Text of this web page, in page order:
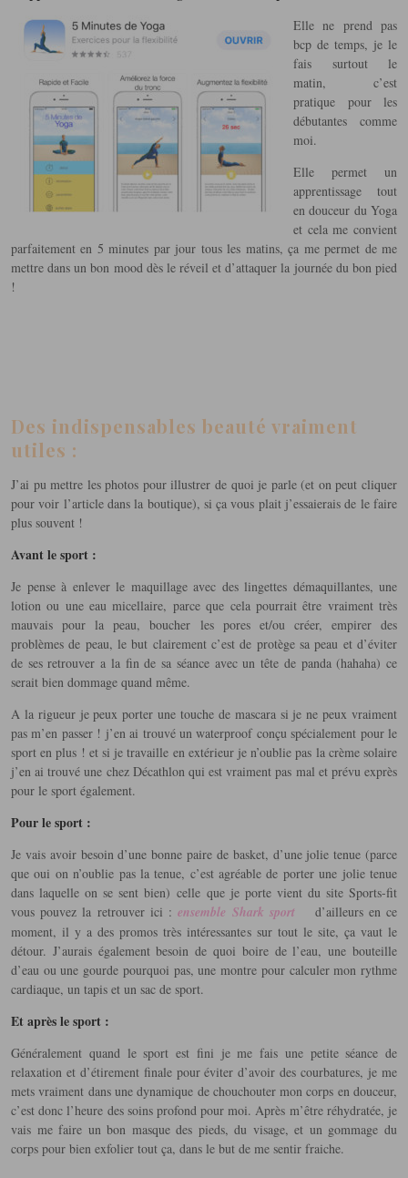
Elle ne prend pas
bcp de temps, je le
fais surtout le
matin, c’est
pratique pour les
débutantes comme
moi.
Elle permet un
apprentissage tout
en douceur du Yoga
et cela me convient
parfaitement en 5 minutes par jour tous les matins, ça me permet de me
mettre dans un bon mood dès le réveil et d’attaquer la journée du bon pied
!
Des indispensables beauté vraiment
utiles :
J’ai pu mettre les photos pour illustrer de quoi je parle (et on peut cliquer
pour voir l’article dans la boutique), si ça vous plait j’essaierais de le faire
plus souvent !
Avant le sport :
Je pense à enlever le maquillage avec des lingettes démaquillantes, une
lotion ou une eau micellaire, parce que cela pourrait être vraiment très
mauvais pour la peau, boucher les pores et/ou créer, empirer des
problèmes de peau, le but clairement c’est de protège sa peau et d’éviter
de ses retrouver a la fin de sa séance avec un tête de panda (hahaha) ce
serait bien dommage quand même.
A la rigueur je peux porter une touche de mascara si je ne peux vraiment
pas m’en passer ! j’en ai trouvé un waterproof conçu spécialement pour le
sport en plus ! et si je travaille en extérieur je n’oublie pas la crème solaire
j’en ai trouvé une chez Décathlon qui est vraiment pas mal et prévu exprès
pour le sport également.
Pour le sport :
Je vais avoir besoin d’une bonne paire de basket, d’une jolie tenue (parce
que oui on n’oublie pas la tenue, c’est agréable de porter une jolie tenue
dans laquelle on se sent bien) celle que je porte vient du site Sports-fit
vous pouvez la retrouver ici : ensemble Shark sport
d’ailleurs en ce
moment, il y a des promos très intéressantes sur tout le site, ça vaut le
détour. J’aurais également besoin de quoi boire de l’eau, une bouteille
d’eau ou une gourde pourquoi pas, une montre pour calculer mon rythme
cardiaque, un tapis et un sac de sport.
Et après le sport :
Généralement quand le sport est fini je me fais une petite séance de
relaxation et d’étirement finale pour éviter d’avoir des courbatures, je me
mets vraiment dans une dynamique de chouchouter mon corps en douceur,
c’est donc l’heure des soins profond pour moi. Après m’être réhydratée, je
vais me faire un bon masque des pieds, du visage, et un gommage du
corps pour bien exfolier tout ça, dans le but de me sentir fraiche.